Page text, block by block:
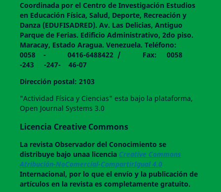
Coordinada por el Centro de Investigación Estudios
en Educación Física, Salud, Deporte, Recreación y
Danza (EDUFISADRED). Av. Las Delicias, Antiguo
Parque de Ferias. Edificio Administrativo, 2do piso.
Maracay, Estado Aragua. Venezuela. Teléfono:
0058 - 0416-6488422 / Fax: 0058
-243 -247- 46-07
Dirección postal: 2103
"Actividad Física y Ciencias" esta bajo la plataforma,
Open Journal Systems 3.0
Licencia Creative Commons
La revistaObservador del Conocimiento se
distribuye bajo unaa licencia Creative Commons
Atribución-NoComercial-CompartirIgual 4.0
Internacional, por lo que el envío y la publicación de
artículos en la revista es completamente gratuito.